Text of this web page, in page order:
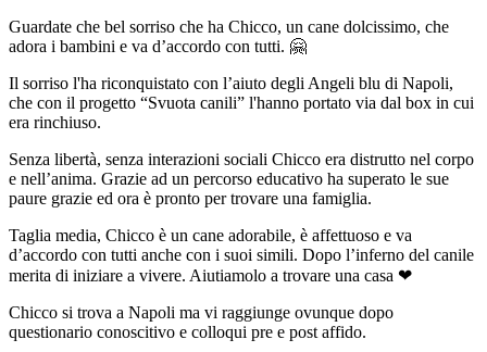
Guardate che bel sorriso che ha Chicco, un cane dolcissimo, che
adora i bambini e va d’accordo con tutti. 🤗
Il sorriso l'ha riconquistato con l’aiuto degli Angeli blu di Napoli,
che con il progetto “Svuota canili” l'hanno portato via dal box in cui
era rinchiuso.
Senza libertà, senza interazioni sociali Chicco era distrutto nel corpo
e nell’anima. Grazie ad un percorso educativo ha superato le sue
paure grazie ed ora è pronto per trovare una famiglia.
Taglia media, Chicco è un cane adorabile, è affettuoso e va
d’accordo con tutti anche con i suoi simili. Dopo l’inferno del canile
merita di iniziare a vivere. Aiutiamolo a trovare una casa ❤
Chicco si trova a Napoli ma vi raggiunge ovunque dopo
questionario conoscitivo e colloqui pre e post affido.